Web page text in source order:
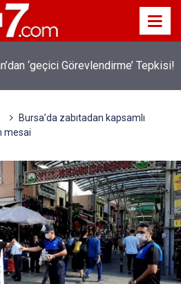
‘geçici Görevlendirme’ Tepkisi!
Bursa’da zabıtadan kapsamlı
mesai